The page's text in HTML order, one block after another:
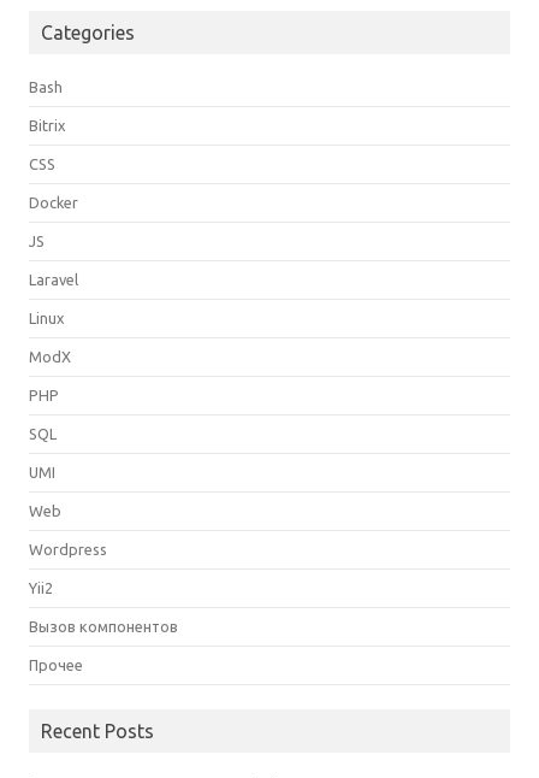
Categories
Bash
Bitrix
CSS
Docker
JS
Laravel
Linux
ModX
PHP
SQL
UMI
Web
Wordpress
Yii2
Вызов компонентов
Прочее
Recent Posts